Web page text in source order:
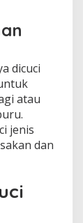
dicuci
atau
jenis
dan